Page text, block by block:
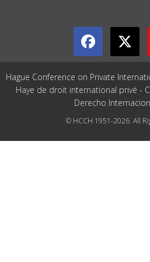
Hague Conference on Private
Haye de droit international privé -
Derecho
© HCCH 1951-2026. All